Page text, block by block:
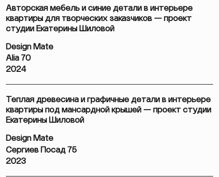
Авторская мебель и синие детали в интерьере
квартиры для творческих заказчиков — проект
студии Екатерины Шиловой
Design Mate
Alia 70
2024
Теплая древесина и графичные детали в интерьере
квартиры под мансардной крышей — проект студии
Екатерины Шиловой
Design Mate
Сергиев Посад 75
2023